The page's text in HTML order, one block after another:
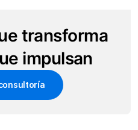
transforma
impulsan